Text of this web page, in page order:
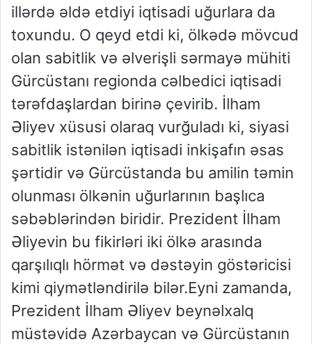
illərdə əldə etdiyi iqtisadi uğurlara da
toxundu. O qeyd etdi ki, ölkədə mövcud
olan sabitlik və əlverişli sərmayə mühiti
Gürcüstanı regionda cəlbedici iqtisadi
tərəfdaşlardan birinə çevirib. İlham
Əliyev xüsusi olaraq vurğuladı ki, siyasi
sabitlik istənilən iqtisadi inkişafın əsas
şərtidir və Gürcüstanda bu amilin təmin
olunması ölkənin uğurlarının başlıca
səbəblərindən biridir. Prezident İlham
Əliyevin bu fikirləri iki ölkə arasında
qarşılıqlı hörmət və dəstəyin göstəricisi
kimi qiymətləndirilə bilər.Eyni zamanda,
Prezident İlham Əliyev beynəlxalq
müstəvidə Azərbaycan və Gürcüstanın